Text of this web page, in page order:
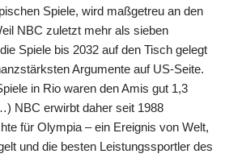
Spiele, wird maßgetreu an den
NBC zuletzt mehr als sieben
Spiele bis 2032 auf den Tisch gelegt
Argumente auf US-Seite.
in Rio waren den Amis gut 1,3
NBC erwirbt daher seit 1988
für Olympia – ein Ereignis von Welt,
und die besten Leistungssportler des